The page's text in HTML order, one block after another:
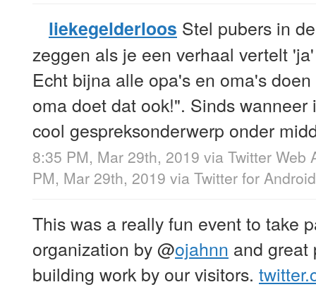
liekegelderloos Stel pubers in
zeggen als je een verhaal vertelt
Echt bijna alle opa's en oma's
oma doet dat ook!". Sinds
cool gespreksonderwerp onder
8:35 PM, Mar 29th, 2019 via Twitter Web
PM, Mar 29th, 2019 via Twitter for Android
This was a really fun event to take
organization by@ojahnn and great
building work by our visitors.